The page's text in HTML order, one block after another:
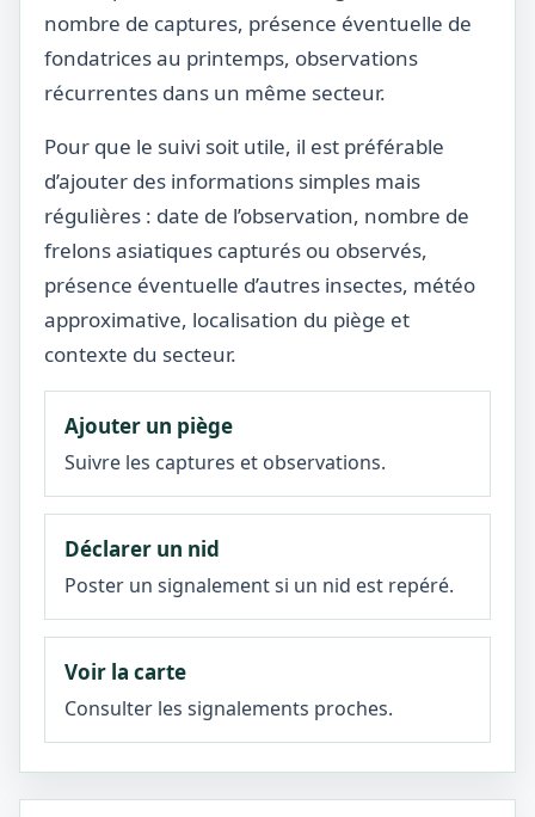
nombre de captures, présence éventuelle de
fondatrices au printemps, observations
récurrentes dans un même secteur.
Pour que le suivi soit utile, il est préférable
d’ajouter des informations simples mais
régulières : date de l’observation, nombre de
frelons asiatiques capturés ou observés,
présence éventuelle d’autres insectes, météo
approximative, localisation du piège et
contexte du secteur.
Ajouter un piège
Suivre les captures et observations.
Déclarer un nid
Poster un signalement si un nid est repéré.
Voir la carte
Consulter les signalements proches.